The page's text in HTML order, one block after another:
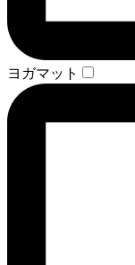
ヨガマット